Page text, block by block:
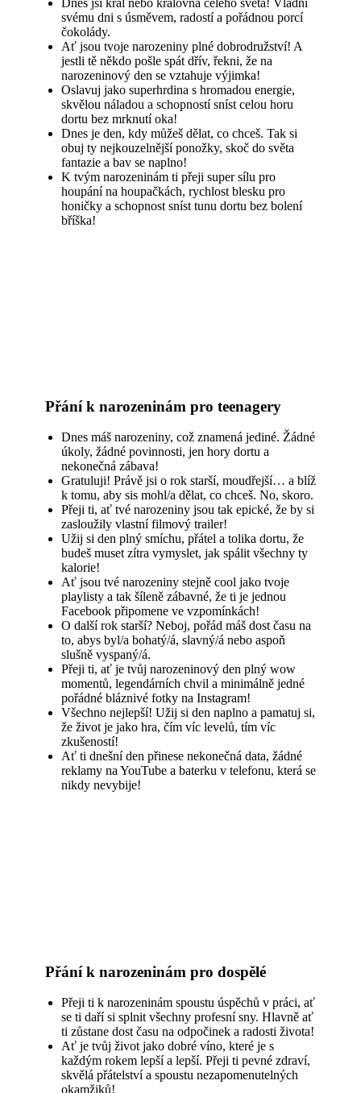
Dnes jsi král nebo královna celého světa! Vládni
svému dni s úsměvem, radostí a pořádnou porcí
čokolády.
Ať jsou tvoje narozeniny plné dobrodružství! A
jestli tě někdo pošle spát dřív, řekni, že na
narozeninový den se vztahuje výjimka!
Oslavuj jako superhrdina s hromadou energie,
skvělou náladou a schopností sníst celou horu
dortu bez mrknutí oka!
Dnes je den, kdy můžeš dělat, co chceš. Tak si
obuj ty nejkouzelnější ponožky, skoč do světa
fantazie a bav se naplno!
K tvým narozeninám ti přeji super sílu pro
houpání na houpačkách, rychlost blesku pro
honičky a schopnost sníst tunu dortu bez bolení
bříška!
Přání k narozeninám pro teenagery
Dnes máš narozeniny, což znamená jediné. Žádné
úkoly, žádné povinnosti, jen hory dortu a
nekonečná zábava!
Gratuluji! Právě jsi o rok starší, moudřejší… a blíž
k tomu, aby sis mohl/a dělat, co chceš. No, skoro.
Přeji ti, ať tvé narozeniny jsou tak epické, že by si
zasloužily vlastní filmový trailer!
Užij si den plný smíchu, přátel a tolika dortu, že
budeš muset zítra vymyslet, jak spálit všechny ty
kalorie!
Ať jsou tvé narozeniny stejně cool jako tvoje
playlisty a tak šíleně zábavné, že ti je jednou
Facebook připomene ve vzpomínkách!
O další rok starší? Neboj, pořád máš dost času na
to, abys byl/a bohatý/á, slavný/á nebo aspoň
slušně vyspaný/á.
Přeji ti, ať je tvůj narozeninový den plný wow
momentů, legendárních chvil a minimálně jedné
pořádné bláznivé fotky na Instagram!
Všechno nejlepší! Užij si den naplno a pamatuj si,
že život je jako hra, čím víc levelů, tím víc
zkušeností!
Ať ti dnešní den přinese nekonečná data, žádné
reklamy na YouTube a baterku v telefonu, která se
nikdy nevybije!
Přání k narozeninám pro dospělé
Přeji ti k narozeninám spoustu úspěchů v práci, ať
se ti daří si splnit všechny profesní sny. Hlavně ať
ti zůstane dost času na odpočinek a radosti života!
Ať je tvůj život jako dobré víno, které je s
každým rokem lepší a lepší. Přeji ti pevné zdraví,
skvělá přátelství a spoustu nezapomenutelných
okamžiků!